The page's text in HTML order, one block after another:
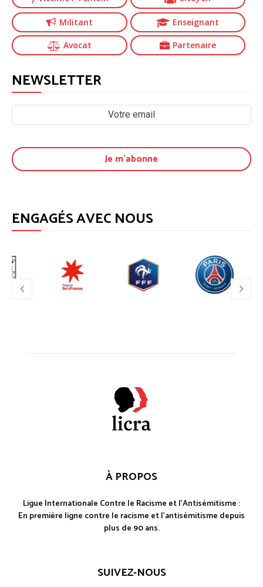
Militant Enseignant
Avocat Partenaire
NEWSLETTER
ENGAGÉS AVEC NOUS
À PROPOS
Ligue Internationale Contre le Racisme et l'Antisémitisme :
En première ligne contre le racisme et l'antisémitisme depuis
plus de 90 ans.
SUIVEZ-NOUS